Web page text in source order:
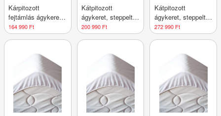
Kárpitozott
fejtámlás ágykeret,
ágyneműtartóval,
160x200 cm, fehér -
164 990 Ft
Kátpitozott
ágykeret, steppelt
fejtámlával,
160x200 cm,
200 990 Ft
Kátpitozott
ágykeret, steppelt
fejtámlával,
180x200 cm,
272 990 Ft